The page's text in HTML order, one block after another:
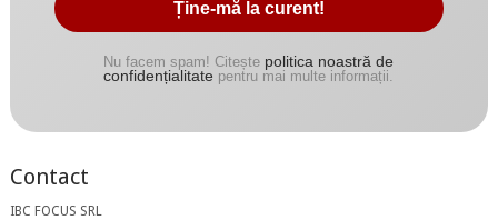
Nu facem spam! Citește politica noastră de
confidențialitate pentru mai multe informații.
Contact
IBC FOCUS SRL